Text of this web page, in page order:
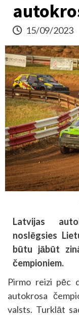
15/09/2023
Latvijas
noslēgsies
būtu jābūt
čempioniem.
Pirmo reizi pēc
autokrosa
valsts. Turklāt